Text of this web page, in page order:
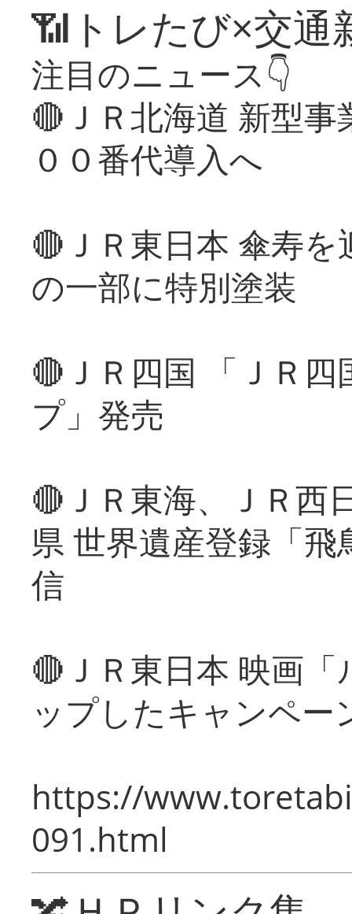
📶トレたび×交通
注目のニュース👇
🔴ＪＲ北海道 新型
００番代導入へ
🔴ＪＲ東日本 傘寿
の一部に特別塗装
🔴ＪＲ四国 「ＪＲ
プ」発売
🔴ＪＲ東海、ＪＲ西
県 世界遺産登録「
信
🔴ＪＲ東日本 映画
ップしたキャンペー
https://
091.html